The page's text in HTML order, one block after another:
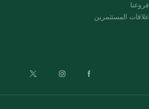
فروعنا
علاقات المستثمرين